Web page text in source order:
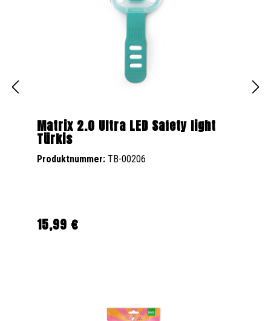
Matrix 2.0 Ultra LED Safety light
Türkis
Produktnummer: TB-00206
Regulärer Preis:
15,99 €